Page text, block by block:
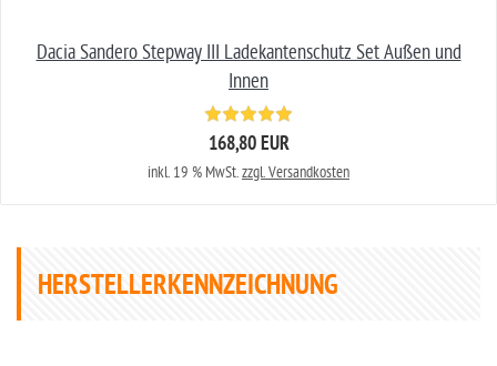
Dacia Sandero Stepway III Ladekantenschutz Set Außen und
Innen
168,80 EUR
inkl. 19 % MwSt.zzgl. Versandkosten
HERSTELLERKENNZEICHNUNG